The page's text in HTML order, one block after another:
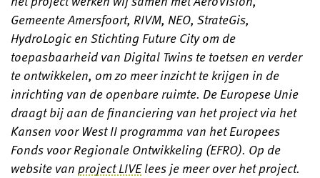
Gemeente Amersfoort, RIVM, NEO, StrateGis,
HydroLogic en Stichting Future City om de
toepasbaarheid van Digital Twins te toetsen en verder
te ontwikkelen, om zo meer inzicht te krijgen in de
inrichting van de openbare ruimte. De Europese Unie
draagt bij aan de financiering van het project via het
Kansen voor West II programma van het Europees
Fonds voor Regionale Ontwikkeling (EFRO). Op de
website van project LIVElees je meer over het project.